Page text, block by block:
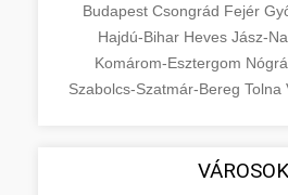
Budapest Csongrád Fejér
Hajdú-Bihar Heves Jász-
Komárom-Esztergom
Szabolcs-Szatmár-Bereg Tolna
VÁROSOK